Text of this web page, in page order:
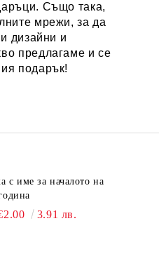
. Също така,
мрежи, за да
дизайни и
предлагаме и се
подарък!
с име за началото на
3.91 лв.